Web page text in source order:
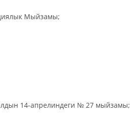
Мыйзамы;
14-апрелиндеги № 27 мыйзамы;